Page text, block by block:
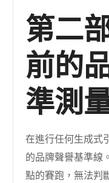
第二
前的
準測
在進行任何生成式
的品牌聲譽基準線
點的賽跑，無法判